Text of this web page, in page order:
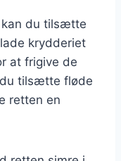
kan du tilsætte
krydderiet
at frigive de
tilsætte fløde
retten en